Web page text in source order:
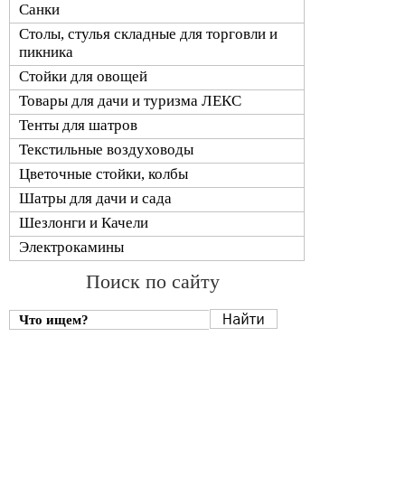
Санки
Столы, стулья складные для торговли и
пикника
Стойки для овощей
Товары для дачи и туризма ЛЕКС
Тенты для шатров
Текстильные воздуховоды
Цветочные стойки, колбы
Шатры для дачи и сада
Шезлонги и Качели
Электрокамины
Поиск по сайту